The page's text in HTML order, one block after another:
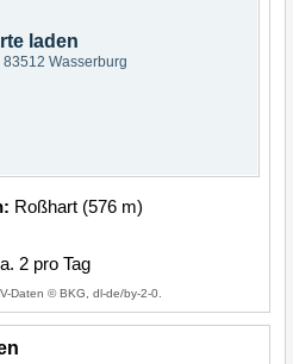
laden
83512 Wasserburg
Roßhart (576 m)
2 pro Tag
Daten © BKG, dl-de/by-2-0.